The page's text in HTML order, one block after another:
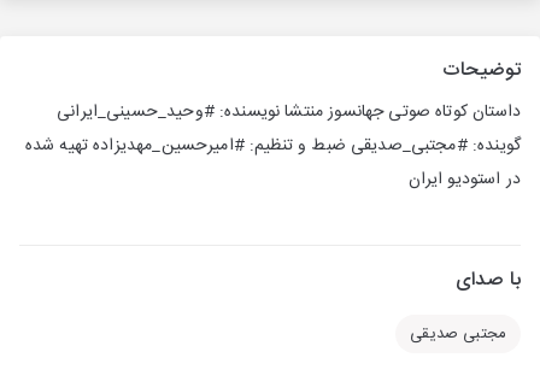
توضیحات
داستان کوتاه صوتی جهانسوز منتشا نویسنده: #وحید_حسینی_ایرانی
گوینده: #مجتبی_صدیقی ضبط و تنظیم: #امیرحسین_مهدیزاده تهیه شده
در استودیو ایران
با صدای
مجتبی صدیقی